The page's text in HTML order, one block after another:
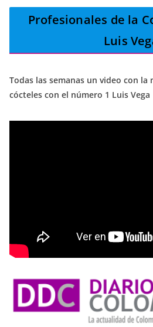
Profesionales de la
Luis
Todas las semanas un video con la
cócteles con el número 1 Luis Vega